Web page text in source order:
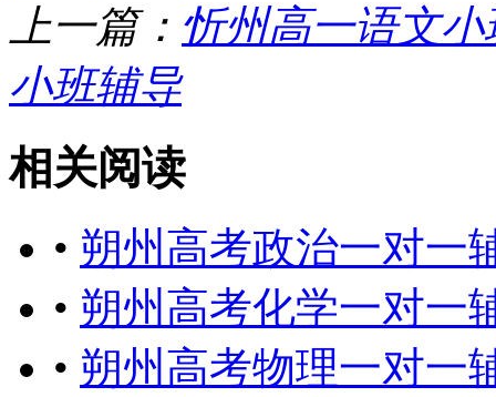
上一篇： 忻州高一语文
小班辅导
相关阅读
• 朔州高考政治一对一
• 朔州高考化学一对一
• 朔州高考物理一对一